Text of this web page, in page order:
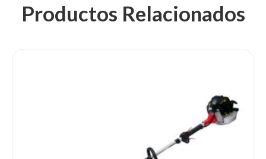
Productos Relacionados